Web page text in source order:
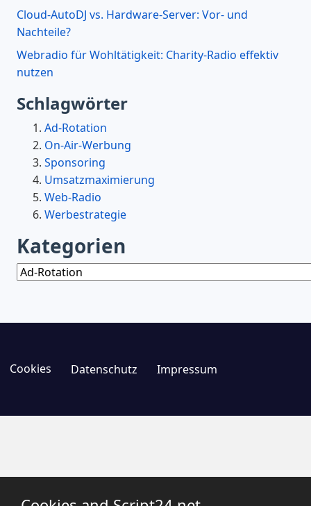
Cloud-AutoDJ vs. Hardware-Server: Vor- und
Nachteile?
Webradio für Wohltätigkeit: Charity-Radio effektiv
nutzen
Schlagwörter
Ad-Rotation
On-Air-Werbung
Sponsoring
Umsatzmaximierung
Web-Radio
Werbestrategie
Kategorien
Kategorien
Cookies Datenschutz Impressum